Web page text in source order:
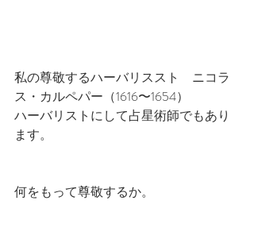
私の尊敬するハーバリススト　ニコラ
ス・カルペパー（1616〜1654）
ハーバリストにして占星術師でもあり
ます。
何をもって尊敬するか。